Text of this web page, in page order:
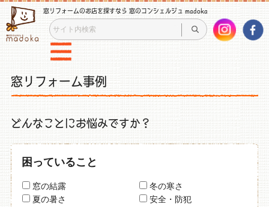
窓リフォームのお店を探すなら 窓のコンシェルジュ madoka
窓リフォーム事例
どんなことにお悩みですか？
困っていること
窓の結露
冬の寒さ
夏の暑さ
安全・防犯